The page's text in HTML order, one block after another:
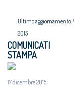
Ultimo aggiornamento:
2015
COMUNICATI
STAMPA
17 dicembre 2015